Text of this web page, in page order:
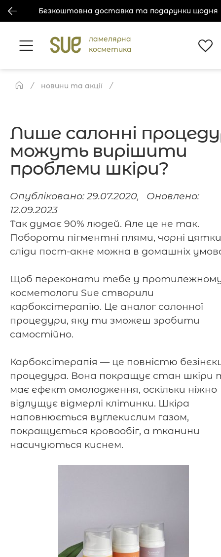
Безкоштовна доставка та подарунки щодня
ламелярна
косметика
новини та акції
Лише салонні
можуть вирішити
проблеми шкіри?
Опубліковано: 29.07.2020, Оновлено:
12.09.2023
Так думає 90% людей. Але це не так.
Побороти пігментні плями, чорні
сліди пост-акне можна в домашніх
Щоб переконати тебе у
косметологи Sue створили
карбоксітерапію. Це аналог салонної
процедури, яку ти зможеш зробити
самостійно.
Карбоксітерапія — це повністю
процедура. Вона покращує стан шкіри
має ефект омолодження, оскільки ніжно
відлущує відмерлі клітинки. Шкіра
наповнюється вуглекислим газом,
покращується кровообіг, а тканини
насичуються киснем.